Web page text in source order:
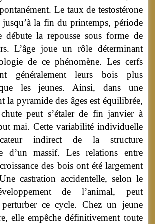
Le taux de testostérone
jusqu’à la fin du printemps, période
débute la repousse sous forme de
L’âge joue un rôle déterminant
de ce phénomène. Les cerfs
généralement leurs bois plus
que les jeunes. Ainsi, dans une
la pyramide des âges est équilibrée,
peut s’étaler de fin janvier à
mai. Cette variabilité individuelle
indirect de la structure
d’un massif. Les relations entre
des bois ont été largement
castration accidentelle, selon le
de l’animal, peut
ce cycle. Chez un jeune
elle empêche définitivement toute